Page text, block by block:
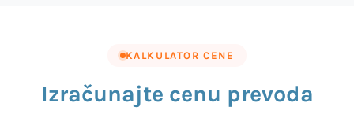
KALKULATOR CENE
Izračunajte cenu prevoda